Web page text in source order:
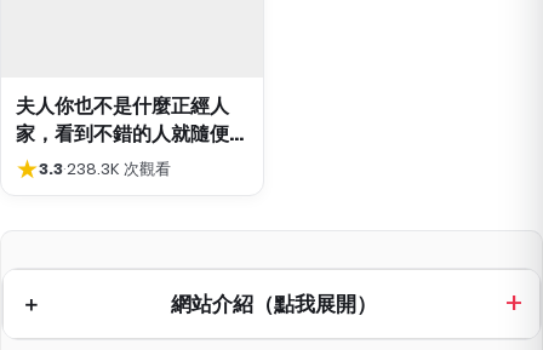
夫人你也不是什麼正經人
家，看到不錯的人就隨便外
遇了
★3.3·238.3K 次觀看
網站介紹（點我展開）